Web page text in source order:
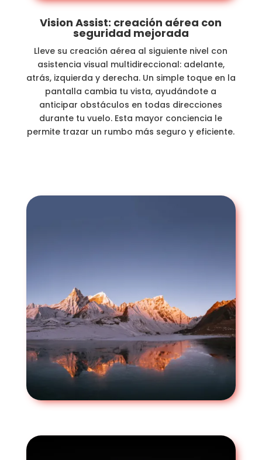
Vision Assist: creación aérea con
seguridad mejorada
Lleve su creación aérea al siguiente nivel con
asistencia visual multidireccional: adelante,
atrás, izquierda y derecha. Un simple toque en la
pantalla cambia tu vista, ayudándote a
anticipar obstáculos en todas direcciones
durante tu vuelo. Esta mayor conciencia le
permite trazar un rumbo más seguro y eficiente.